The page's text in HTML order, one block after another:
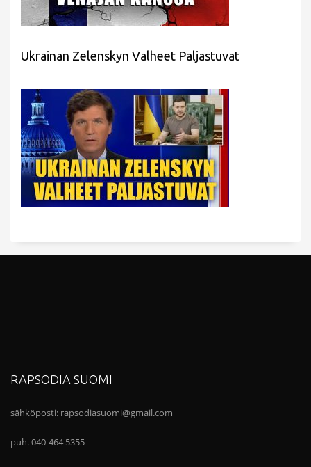
Ukrainan Zelenskyn Valheet Paljastuvat
RAPSODIA SUOMI
sähköposti: rapsodiasuomi@gmail.com
puh. 040-464 5355